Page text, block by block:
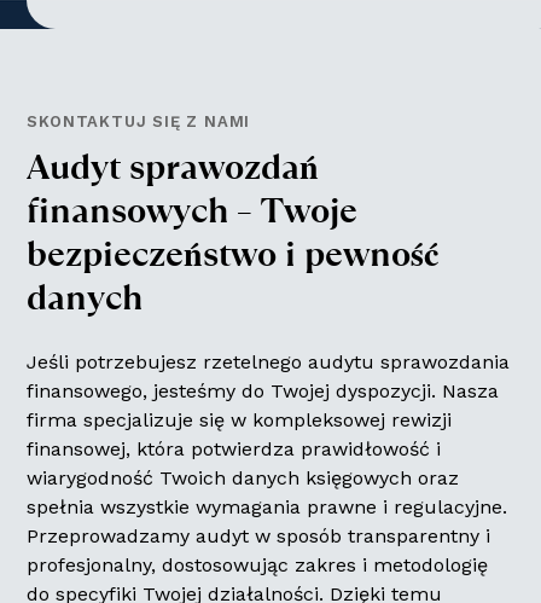
SKONTAKTUJ SIĘ Z NAMI
Audyt sprawozdań
finansowych – Twoje
bezpieczeństwo i pewność
danych
Jeśli potrzebujesz rzetelnego audytu sprawozdania
finansowego, jesteśmy do Twojej dyspozycji. Nasza
firma specjalizuje się w kompleksowej rewizji
finansowej, która potwierdza prawidłowość i
wiarygodność Twoich danych księgowych oraz
spełnia wszystkie wymagania prawne i regulacyjne.
Przeprowadzamy audyt w sposób transparentny i
profesjonalny, dostosowując zakres i metodologię
do specyfiki Twojej działalności. Dzięki temu